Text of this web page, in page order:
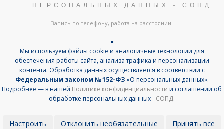
ПЕРСОНАЛЬНЫХ ДАННЫХ - СОПД
Запись по телефону, работа на расстоянии.
●
Мы используем файлы cookie и аналогичные технологии для
обеспечения работы сайта, анализа трафика и персонализации
контента. Обработка данных осуществляется в соответствии с
Федеральным законом № 152-ФЗ«О персональных данных».
Подробнее — в нашей Политике конфиденциальности и соглашении об
обработке персональных данных - СОПД.
Настроить Отклонить необязательные Принять все